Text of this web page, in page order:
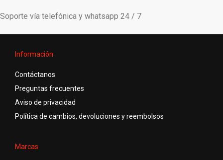
Soporte vía telefónica y whatsapp 24 / 7
Información
Contáctanos
Preguntas frecuentes
Aviso de privacidad
Política de cambios, devoluciones y reembolsos
Marcas